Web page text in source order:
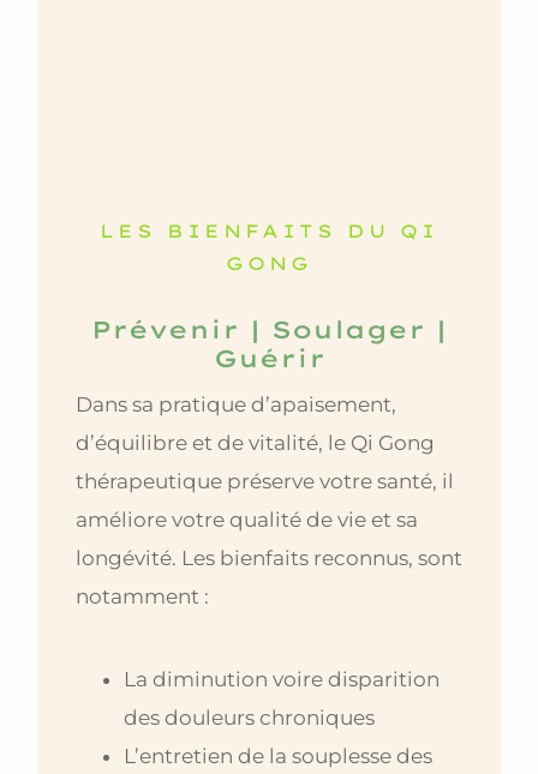
LES BIENFAITS DU QI
GONG
Prévenir | Soulager |
Guérir
Dans sa pratique d’apaisement,
d’équilibre et de vitalité, le Qi Gong
thérapeutique préserve votre santé, il
améliore votre qualité de vie et sa
longévité. Les bienfaits reconnus, sont
notamment :
La diminution voire disparition
des douleurs chroniques
L’entretien de la souplesse des